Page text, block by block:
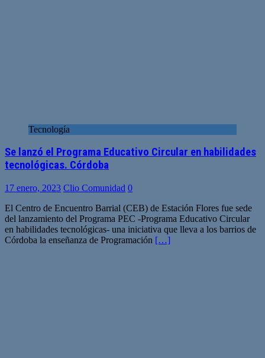
Tecnología
Se lanzó el Programa Educativo Circular en habilidades
tecnológicas. Córdoba
17 enero, 2023 Clio Comunidad 0
El Centro de Encuentro Barrial (CEB) de Estación Flores fue sede
del lanzamiento del Programa PEC -Programa Educativo Circular
en habilidades tecnológicas- una iniciativa que lleva a los barrios de
Córdoba la enseñanza de Programación […]